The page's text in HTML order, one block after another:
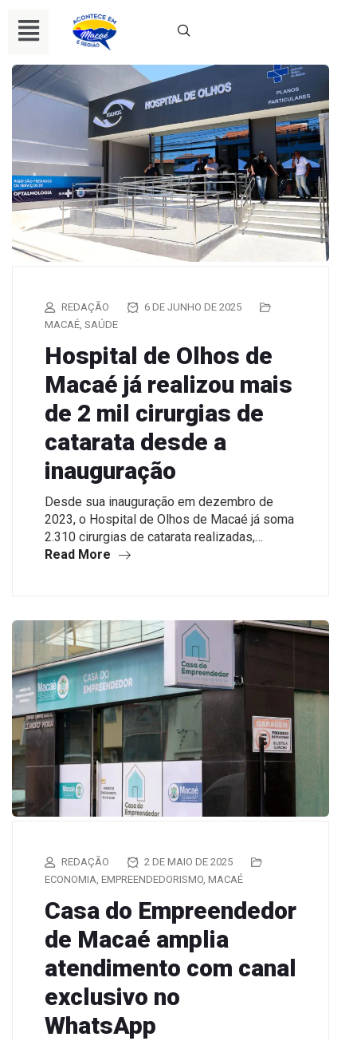
REDAÇÃO
6 DE JUNHO DE 2025
MACAÉ SAÚDE
Hospital de Olhos de
Macaé já realizou mais
de 2 mil cirurgias de
catarata desde a
inauguração
Desde sua inauguração em dezembro de
2023, o Hospital de Olhos de Macaé já soma
2.310 cirurgias de catarata realizadas,…
Read More
REDAÇÃO
2 DE MAIO DE 2025
ECONOMIA, EMPREENDEDORISMO, MACAÉ
Casa do Empreendedor
de Macaé amplia
atendimento com canal
exclusivo no
WhatsApp